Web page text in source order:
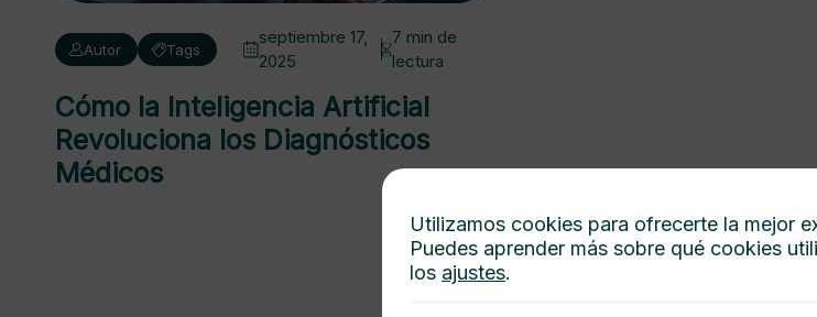
Autor Tags
septiembre 17,
2025
7 min de
lectura
Cómo la Inteligencia Artificial
Revoluciona los Diagnósticos
Médicos
Utilizamos cookies para ofrecerte la mejor
Puedes aprender más sobre qué cookies
los ajustes.